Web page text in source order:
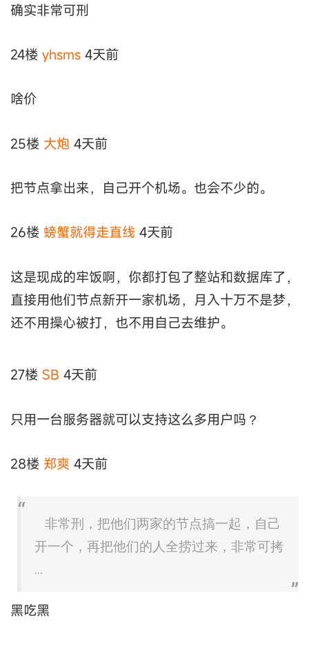
确实非常可刑
24楼 yhsms 4天前
啥价
25楼 大炮 4天前
把节点拿出来，自己开个机场。也会不少的。
26楼 螃蟹就得走直线 4天前
这是现成的牢饭啊，你都打包了整站和数据库了，
直接用他们节点新开一家机场，月入十万不是梦，
还不用操心被打，也不用自己去维护。
27楼 SВ 4天前
只用一台服务器就可以支持这么多用户吗？
28楼 郑爽 4天前
非常刑，把他们两家的节点搞一起，自己
开一个，再把他们的人全捞过来，非常可拷
...
黑吃黑